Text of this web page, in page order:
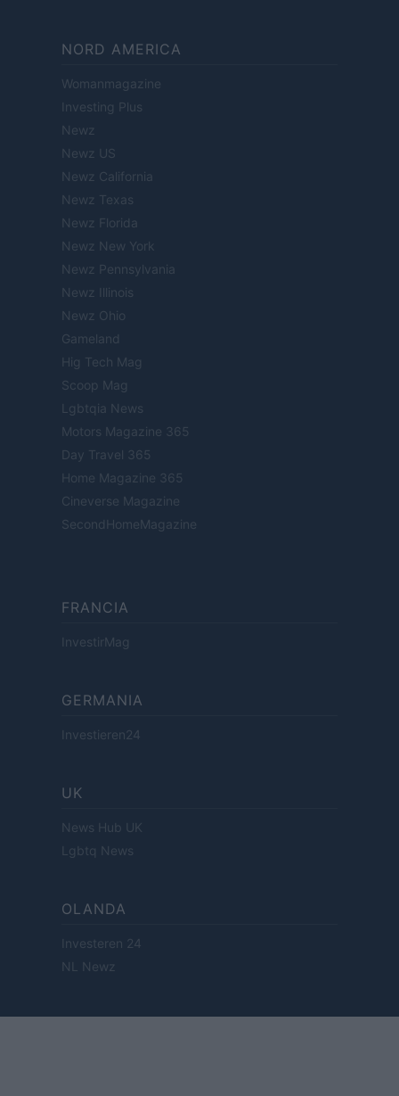
NORD AMERICA
Womanmagazine
Investing Plus
Newz
Newz US
Newz California
Newz Texas
Newz Florida
Newz New York
Newz Pennsylvania
Newz Illinois
Newz Ohio
Gameland
Hig Tech Mag
Scoop Mag
Lgbtqia News
Motors Magazine 365
Day Travel 365
Home Magazine 365
Cineverse Magazine
SecondHomeMagazine
FRANCIA
InvestirMag
GERMANIA
Investieren24
UK
News Hub UK
Lgbtq News
OLANDA
Investeren 24
NL Newz